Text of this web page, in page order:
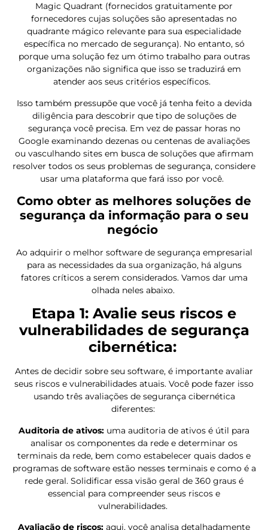
Magic Quadrant (fornecidos gratuitamente por
fornecedores cujas soluções são apresentadas no
quadrante mágico relevante para sua especialidade
específica no mercado de segurança). No entanto, só
porque uma solução fez um ótimo trabalho para outras
organizações não significa que isso se traduzirá em
atender aos seus critérios específicos.
Isso também pressupõe que você já tenha feito a devida
diligência para descobrir que tipo de soluções de
segurança você precisa. Em vez de passar horas no
Google examinando dezenas ou centenas de avaliações
ou vasculhando sites em busca de soluções que afirmam
resolver todos os seus problemas de segurança, considere
usar uma plataforma que fará isso por você.
Como obter as melhores soluções de
segurança da informação para o seu
negócio
Ao adquirir o melhor software de segurança empresarial
para as necessidades da sua organização, há alguns
fatores críticos a serem considerados. Vamos dar uma
olhada neles abaixo.
Etapa 1: Avalie seus riscos e
vulnerabilidades de segurança
cibernética:
Antes de decidir sobre seu software, é importante avaliar
seus riscos e vulnerabilidades atuais. Você pode fazer isso
usando três avaliações de segurança cibernética
diferentes:
Auditoria de ativos: uma auditoria de ativos é útil para
analisar os componentes da rede e determinar os
terminais da rede, bem como estabelecer quais dados e
programas de software estão nesses terminais e como é a
rede geral. Solidificar essa visão geral de 360 graus é
essencial para compreender seus riscos e
vulnerabilidades.
Avaliação de riscos: aqui, você analisa detalhadamente